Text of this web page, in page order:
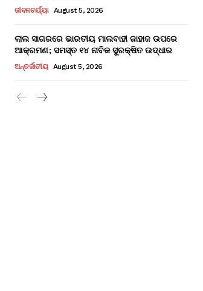
ଜୀବନଚର୍ଯ୍ୟା August 5, 2026
ଲାଲ ସାଗରରେ ଭାରତୀୟ ମାଲବାହୀ ଜାହାଜ ଉପରେ
ଆକ୍ରମଣ; ସମସ୍ତ ୧୪ ନାବିକ ସୁରକ୍ଷିତ ଉଦ୍ଧାର
ଅନ୍ତର୍ଜାତୀୟ August 5, 2026